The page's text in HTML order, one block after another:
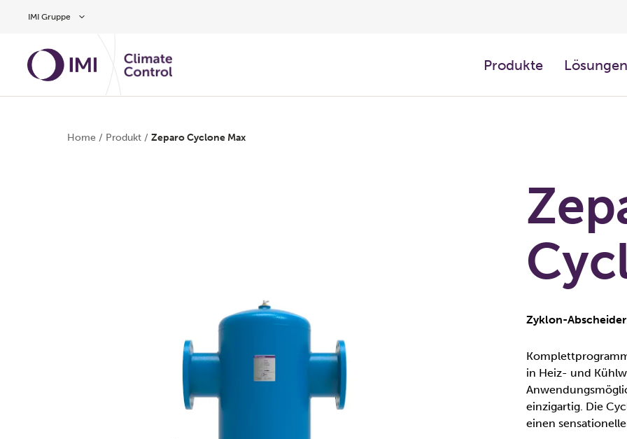
IMI Gruppe
Produkte Lösungen
Home / Produkt / Zeparo Cyclone Max
Zyklon-
in Heiz- und
einzigartig. Die
einen